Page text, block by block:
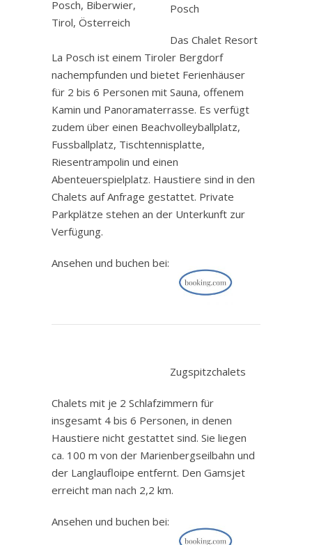
Posch
Das Chalet Resort
La Posch ist einem Tiroler Bergdorf
nachempfunden und bietet Ferienhäuser
für 2 bis 6 Personen mit Sauna, offenem
Kamin und Panoramaterrasse. Es verfügt
zudem über einen Beachvolleyballplatz,
Fussballplatz, Tischtennisplatte,
Riesentrampolin und einen
Abenteuerspielplatz. Haustiere sind in den
Chalets auf Anfrage gestattet. Private
Parkplätze stehen an der Unterkunft zur
Verfügung.
Ansehen und buchen bei:
Zugspitzchalets
Chalets mit je 2 Schlafzimmern für
insgesamt 4 bis 6 Personen, in denen
Haustiere nicht gestattet sind. Sie liegen
ca. 100 m von der Marienbergseilbahn und
der Langlaufloipe entfernt. Den Gamsjet
erreicht man nach 2,2 km.
Ansehen und buchen bei: